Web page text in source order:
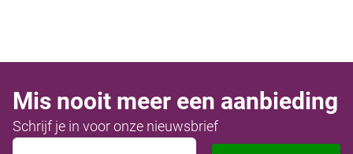
Mis nooit meer een aanbieding
Schrijf je in voor onze nieuwsbrief
E-mailadres